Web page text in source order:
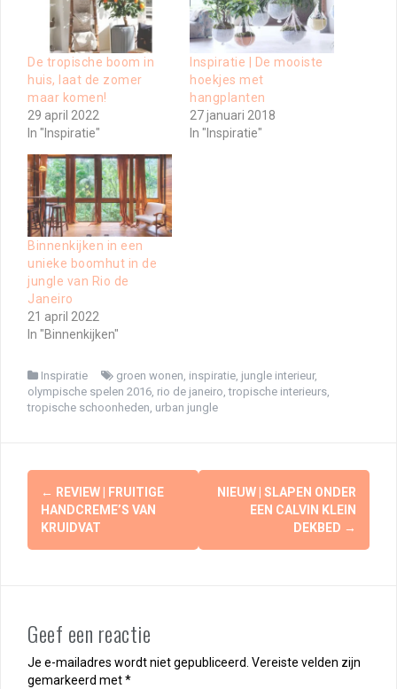
De tropische boom in
huis, laat de zomer
maar komen!
29 april 2022
In "Inspiratie"
Inspiratie | De mooiste
hoekjes met
hangplanten
27 januari 2018
In "Inspiratie"
Binnenkijken in een
unieke boomhut in de
jungle van Rio de
Janeiro
21 april 2022
In "Binnenkijken"
Inspiratie groen wonen, inspiratie, jungle interieur,
olympische spelen 2016, rio de janeiro,tropische interieurs,
tropische schoonheden, urban jungle
Berichtnavigatie
← REVIEW | FRUITIGE
HANDCREME’S VAN
KRUIDVAT
NIEUW | SLAPEN ONDER
EEN CALVIN KLEIN
DEKBED →
Geef een reactie
Je e-mailadres wordt niet gepubliceerd. Vereiste velden zijn
gemarkeerd met*